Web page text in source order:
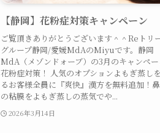
【静岡】花粉症対策キャンペーン
ご覧頂きありがとうございます＾＾Reトリ
グループ静岡/愛媛MdAのMiyuです。静岡
MdA（メゾンドォーブ）の3月のキャンペ
花粉症対策！ 人気のオプションよもぎ蒸し
るお客様全員に『爽快』漢方を無料追加！
の粘膜をよもぎ蒸しの蒸気でや...
2026年3月14日